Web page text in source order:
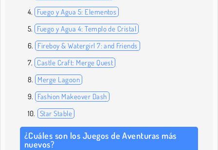
Fuego y Agua 5: Elementos
Fuego y Agua 4: Templo de Cristal
Fireboy & Watergirl 7: and Friends
Castle Craft: Merge Quest
Merge Lagoon
Fashion Makeover Dash
Star Stable
¿Cuáles son los Juegos de Aventuras más
nuevos?